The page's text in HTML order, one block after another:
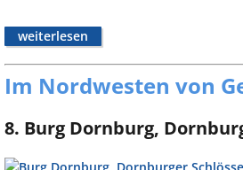
weiterlesen
Im Nordwesten von
8. Burg Dornburg,